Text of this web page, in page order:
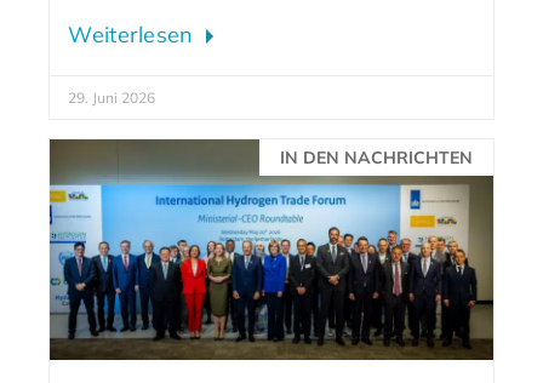
Weiterlesen
29. Juni 2026
IN DEN NACHRICHTEN